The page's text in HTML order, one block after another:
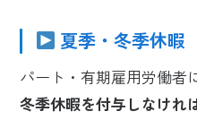
夏季・冬季休暇
パート・有期雇用労働者
冬季休暇を付与しなけれ